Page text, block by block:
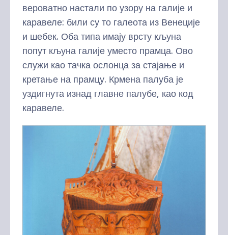
вероватно настали по узору на галије и
каравеле: били су то галеота из Венеције
и шебек. Оба типа имају врсту кљуна
попут кљуна галије уместо прамца. Ово
служи као тачка ослонца за стајање и
кретање на прамцу. Крмена палуба је
уздигнута изнад главне палубе, као код
каравеле.